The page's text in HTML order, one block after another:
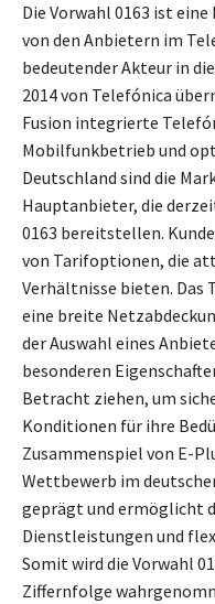
Die Vorwahl 0163 ist
von den Anbietern im
bedeutender Akteur in
2014 von Telefónica
Fusion integrierte
Mobilfunkbetrieb und
Deutschland sind die
Hauptanbieter, die
0163 bereitstellen.
von Tarifoptionen, die
Verhältnisse bieten.
eine breite
der Auswahl eines
besonderen
Betracht ziehen, um
Konditionen für ihre
Zusammenspiel von E-
Wettbewerb im
geprägt und ermöglicht
Dienstleistungen und
Somit wird die Vorwahl
Ziffernfolge